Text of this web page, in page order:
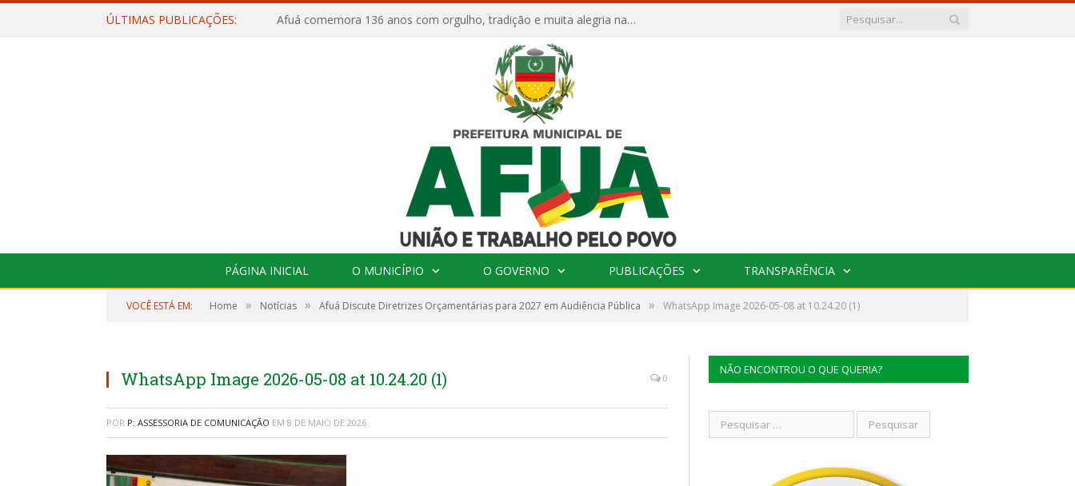
ÚLTIMAS PUBLICAÇÕES: Afuá comemora 136 anos com orgulho, tradição e muita alegria na Quadra Dr. Nelson Salomão
PÁGINA INICIAL O MUNICÍPIO O GOVERNO PUBLICAÇÕES TRANSPARÊNCIA
VOCÊ ESTÁ EM: Home » Notícias » Afuá Discute Diretrizes Orçamentárias para 2027 em Audiência Pública » WhatsApp Image 2026-05-08 at 10.24.20 (1)
WhatsApp Image 2026-05-08 at 10.24.20 (1) 0
POR P: ASSESSORIA DE COMUNICAÇÃO EM 8 DE MAIO DE 2026
NÃO ENCONTROU O QUE QUERIA?